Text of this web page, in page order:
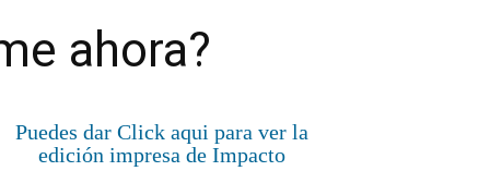
ahora?
Puedes dar Click aqui para ver la
edición impresa de Impacto